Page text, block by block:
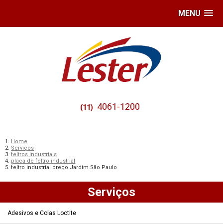
MENU
(11) 4061-1200
Home
Serviços
feltros industriais
placa de feltro industrial
feltro industrial preço Jardim São Paulo
Serviços
Adesivos e Colas Loctite